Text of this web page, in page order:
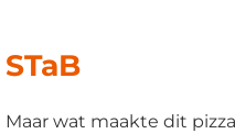
STaB
Maar wat maakte dit